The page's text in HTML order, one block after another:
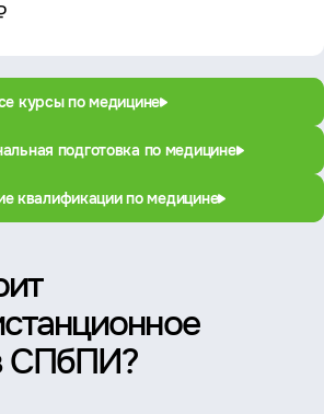
курсы по медицине
подготовка по медицине
квалификации по медицине
СПбПИ?